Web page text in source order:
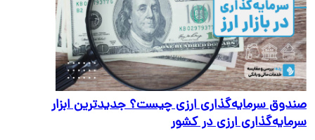
سرمایه‌گذاری ارزی چیست؟ جدیدترین ابزار
ارزی در کشور